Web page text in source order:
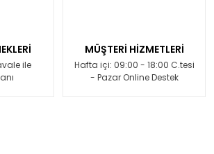
ile
MÜŞTERİ HİZMETLERİ
Hafta içi: 09:00 - 18:00 C.tesi
- Pazar Online Destek